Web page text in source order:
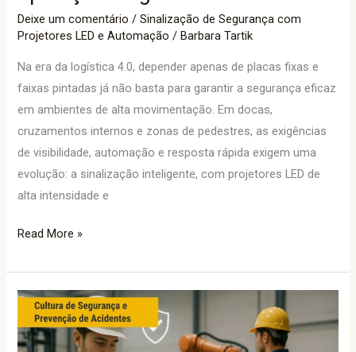
Deixe um comentário /Sinalização de Segurança com
Projetores LED e Automação /Barbara Tartik
Na era da logística 4.0, depender apenas de placas fixas e
faixas pintadas já não basta para garantir a segurança eficaz
em ambientes de alta movimentação. Em docas,
cruzamentos internos e zonas de pedestres, as exigências
de visibilidade, automação e resposta rápida exigem uma
evolução: a sinalização inteligente, com projetores LED de
alta intensidade e
Read More »
Cultura
Segurança